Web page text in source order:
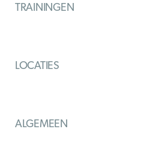
TRAININGEN
LOCATIES
ALGEMEEN